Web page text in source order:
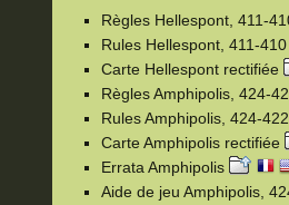
Règles Hellespont, 411-
Rules Hellespont, 411-
Carte Hellespont rectifiée
Règles Amphipolis, 424-
Rules Amphipolis, 424-
Carte Amphipolis rectifiée
Errata Amphipolis
Aide de jeu Amphipolis,